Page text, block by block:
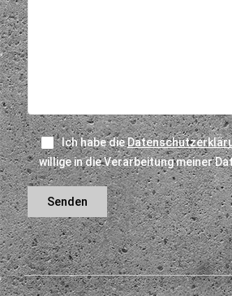
Ich habe die
willige in die Verarbeitung meiner